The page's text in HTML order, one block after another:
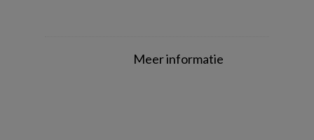
Meer informatie